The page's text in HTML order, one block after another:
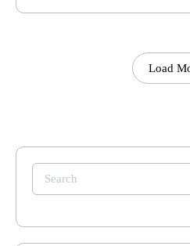
Load
Search
for: